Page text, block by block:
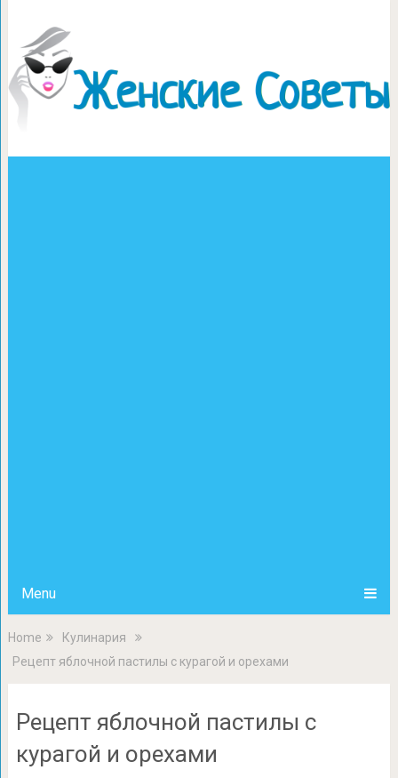
Menu
Home
Кулинария
Рецепт яблочной пастилы с курагой и орехами
Рецепт яблочной пастилы с
курагой и орехами